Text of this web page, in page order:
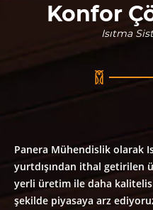
Konfor
Isıtma
Panera Mühendislik olarak
yurtdışından ithal getirilen
yerli üretim ile daha
şekilde piyasaya arz